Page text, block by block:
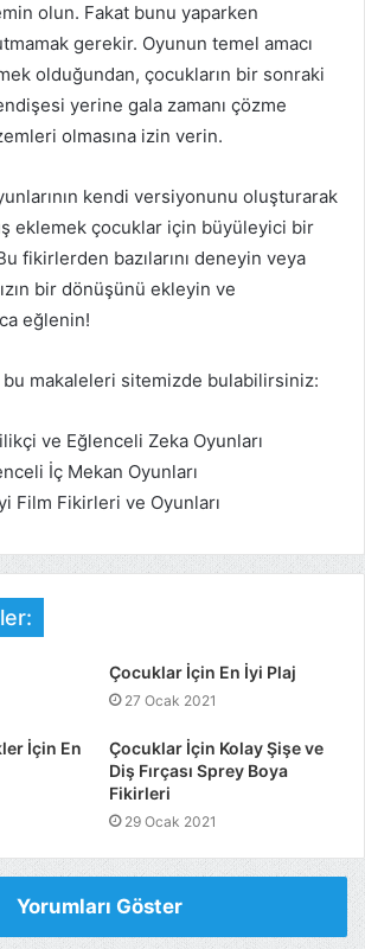
olun. Fakat bunu yaparken
gerekir. Oyunun temel amacı
olduğundan, çocukların bir sonraki
yerine gala zamanı çözme
olmasına izin verin.
kendi versiyonunu oluşturarak
eklemek çocuklar için büyüleyici bir
fikirlerden bazılarını deneyin veya
bir dönüşünü ekleyin ve
eğlenin!
makaleleri sitemizde bulabilirsiniz:
ve Eğlenceli Zeka Oyunları
İç Mekan Oyunları
Film Fikirleri ve Oyunları
Çocuklar İçin En İyi Plaj
27 Ocak 2021
İçin En
Çocuklar İçin Kolay Şişe ve
Diş Fırçası Sprey Boya
Fikirleri
29 Ocak 2021
Yorumları Göster